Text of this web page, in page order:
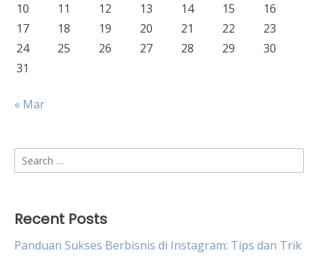
10
11 12 13 14 15
16
17
18 19 20 21 22
23
24
25 26 27 28 29
30
31
« Mar
Search
for:
Recent Posts
Panduan Sukses Berbisnis di Instagram: Tips dan Trik